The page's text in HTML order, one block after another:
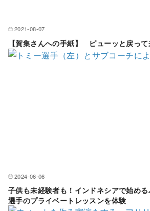
2021-08-07
【賀集さんへの手紙】 ピューッと戻っ
2024-06-06
子供も未経験者も！インドネシアで始め
選手のプライベートレッスンを体験